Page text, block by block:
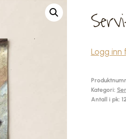
Logg inn
Kategori:
Antall i pk: 12